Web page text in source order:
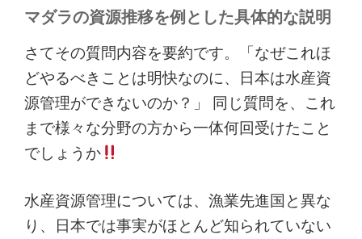
マダラの資源推移を例とした具体的な説明
さてその質問内容を要約です。「なぜこれほ
どやるべきことは明快なのに、日本は水産資
源管理ができないのか？」 同じ質問を、これ
まで様々な分野の方から一体何回受けたこと
でしょうか
水産資源管理については、漁業先進国と異な
り、日本では事実がほとんど知られていない